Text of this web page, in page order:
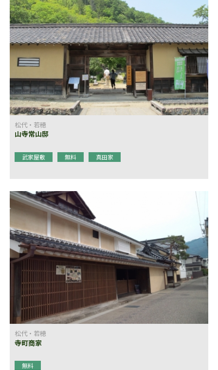
松代・若穂
山寺常山邸
武家屋敷 無料 真田家
松代・若穂
寺町商家
無料